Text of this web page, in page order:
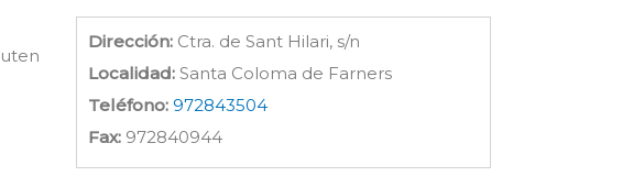
Dirección: Ctra. de Sant Hilari, s/n
Localidad: Santa Coloma de Farners
Teléfono: 972843504
Fax: 972840944